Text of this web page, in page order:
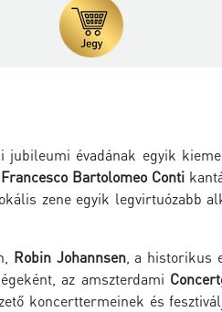
jubileumi évadának egyik
Francesco Bartolomeo Conti
zene egyik legvirtuózabb
Robin Johannsen, a historikus
az amszterdami
koncerttermeinek és